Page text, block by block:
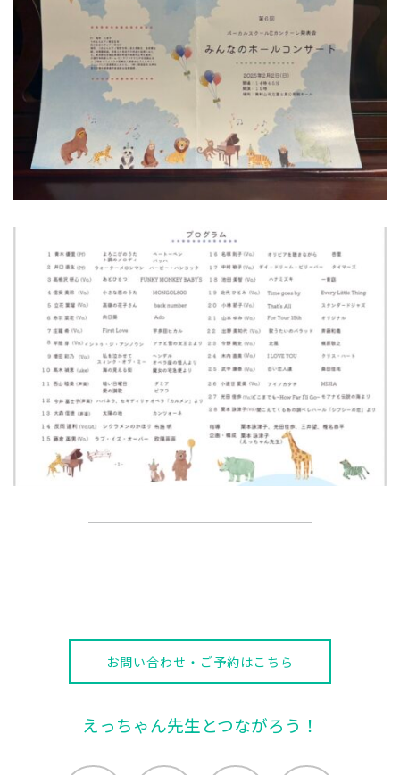
お問い合わせ・ご予約はこちら
えっちゃん先生とつながろう！